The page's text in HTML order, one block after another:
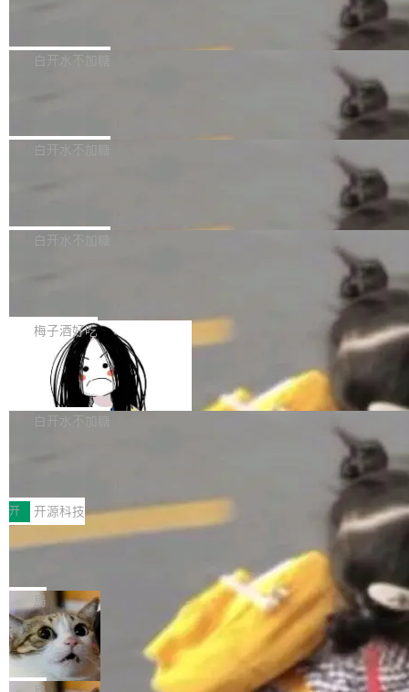
不得生成涉及安全性的关键变更，除非作者本身
36个月。 公告显示，本次宇树科技战略配售对
员工参与设立的专项资产管理计划。其中，Dee
获配9...
Bug fixes and enhancements 修复多次传递同
一个回归问题，该问题导致拉取镜像时会拒绝包
题，该问题可能导致在旧版 Linux 内核...
白开水不加糖
e 孵化器项目管理委员会（IPMC）投票中获得
P）！这一里程碑不仅标志着 Fluss 迈入新的发
白开水不加糖
长期停止内容更新，未能实现其作为“AI版维基百
提交的编辑请求也长期处于待处理状态。 Groki
pedia 于去年底上线，定位为由人工智能生成内
容的百科平台，被马斯克视为传统众包百科网站
维基百科的替代方案。Lawfare 调查发现，无论
热门页面还是低关注度页面，均未出现近期更
白开水不加糖
是这样的：配 MessageSource 的 Bean、写 R
eloadableResourceBundleMessageSource、
声明 LocaleResolver、注册 LocaleChangeInt
erceptor…五六步之后才能看到第一行翻译文
本。 Solon 换了个方式。整个 i18n 模块围绕三
梅子酒好吃
Apache Doris 4.1 全面增强 Iceberg：
支持 UPDATE、MERGE INTO 与 Iceb
erg V3
Apache Doris 4.1 要补齐的，正是缺失的那一
半。在已有查询能力的基础上，Doris 进一步支
常维护操作，并完整支持 Iceberg V3 格式。
白开水不加糖
村国家自主创新示范区会议中心开幕。本届大会
由中关村智联软件服务业质量创新联盟主办，以
“智构可信·质创未来——AI原生时代的质量新范
式”为主题，直面AI从实验室走向规模化产业落地
的核心质量命题。会上，《2026智能研发生产力
工具选型手册》发布，Testin云测的Testin XAge
nt智能测试系统入选AI测试领域代表产品。对CI
O而言，这提示了一个转变：AI测试正在从效率
工具升级为企业的质量基础设施。 CIO面对的新
开 开源科技
让非法状态不可表示：一篇关于 ADT
有一种东西，一旦用过就回不去了。Alex Fedos
eev 管它叫"软件设计的基石"。 他说的东西不新
鲜——代数数据类型（ADT），尤其是和类型
（sum type）。但他说清楚了一件事：这不是类
型系统的学术体操，是日常编码的思维方式。 文
章从一个简单的例子切入。一个网站的深色主题
局
Cloudflare 开源内部企业 AI 平台 Clou
dflare OS
Cloudflare 发布了一个开源项目 Cloudflare O
S。如果你只看官方博客，你会觉得这是又一